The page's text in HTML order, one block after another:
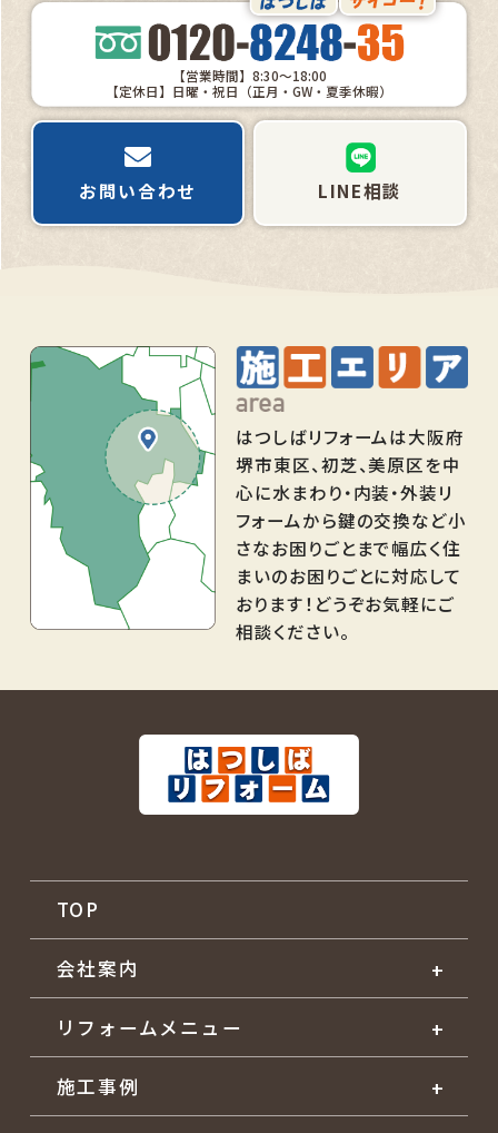
【営業時間】8:30～18:00
【定休日】日曜・祝日（正月・GW・夏季休暇）
お問い合わせ LINE相談
はつしばリフォームは大阪府
堺市東区、初芝、美原区を中
心に水まわり・内装・外装リ
フォームから鍵の交換など小
さなお困りごとまで幅広く住
まいのお困りごとに対応して
おります！どうぞお気軽にご
相談ください。
TOP
会社案内
リフォームメニュー
施工事例